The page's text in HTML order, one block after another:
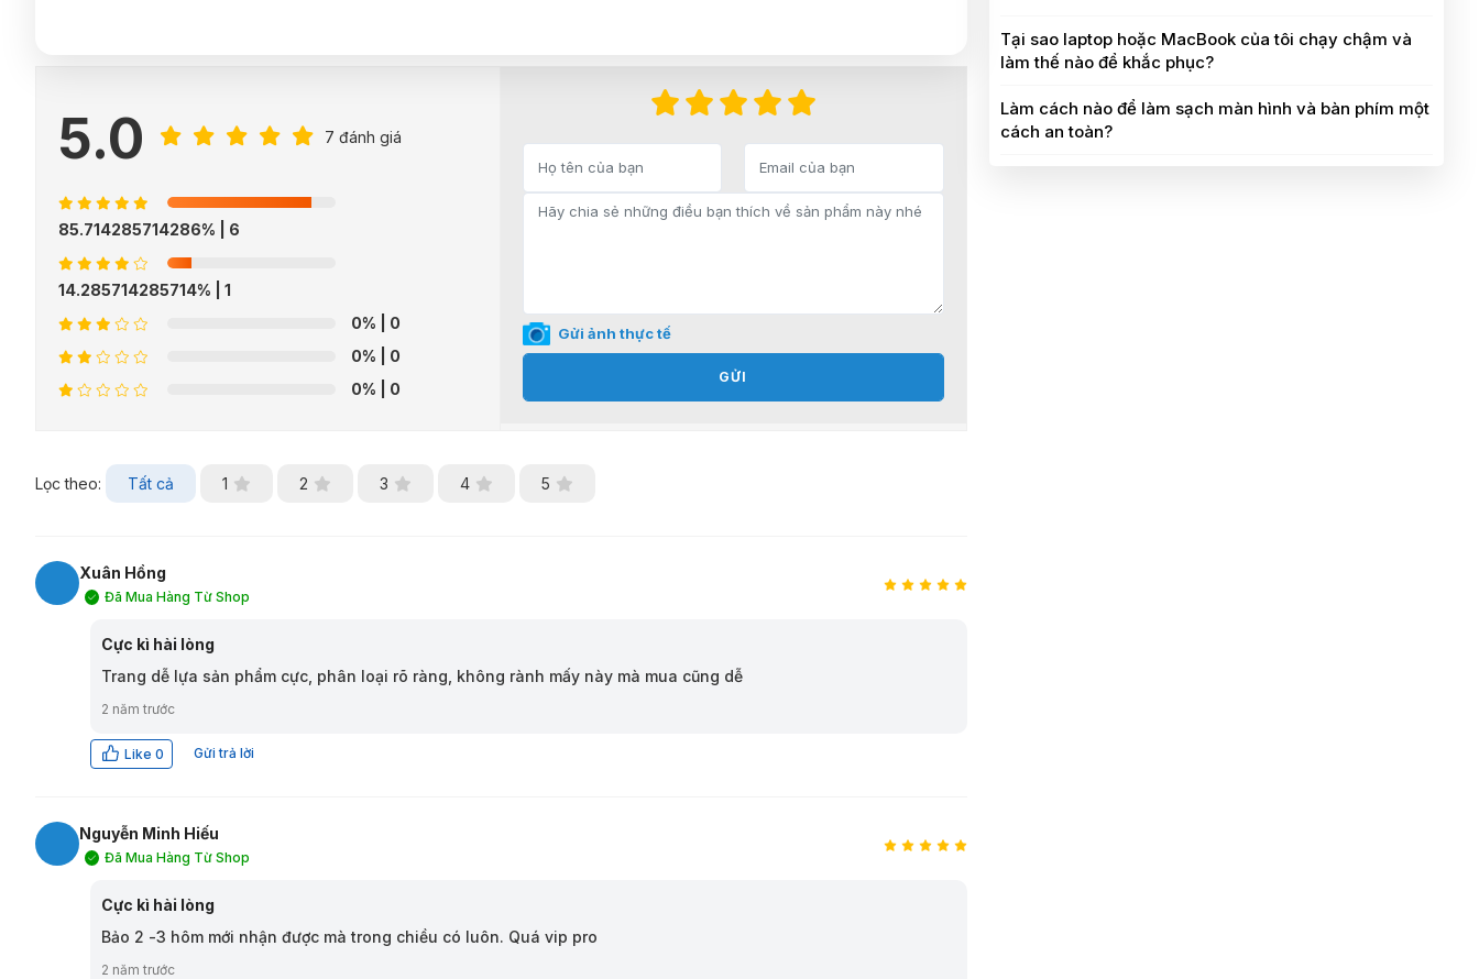
5.0 7 đánh giá
85.714285714286% | 6
14.285714285714% | 1
0% | 0
0% | 0
0% | 0
Gửi ảnh thực tế
GỬI
Lọc theo: Tất cả 1 2 3 4 5
Xuân Hồng
Đã Mua Hàng Từ Shop
Cực kì hài lòng
Trang dễ lựa sản phẩm cực, phân loại rõ ràng, không rành mấy này mà mua cũng dễ
2 năm trước
Like 0 Gửi trả lời
Nguyễn Minh Hiếu
Đã Mua Hàng Từ Shop
Cực kì hài lòng
Bảo 2 -3 hôm mới nhận được mà trong chiều có luôn. Quá vip pro
2 năm trước
Tại sao laptop hoặc MacBook của tôi chạy chậm và
làm thế nào để khắc phục?
Làm cách nào để làm sạch màn hình và bàn phím một
cách an toàn?